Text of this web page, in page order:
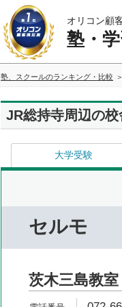
オリコン顧
塾・
塾、スクールのランキング・比較
JR総持寺周辺の校
大学受験
セルモ
茨木三島教室